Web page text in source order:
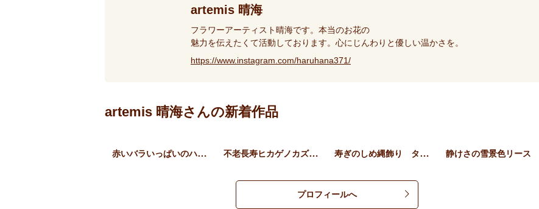
artemis 晴海
フラワーアーティスト晴海です。本当のお花の
魅力を伝えたくて活動しております。心にじんわりと優しい温かさを。
https://www.instagram.com/haruhana371/
artemis 晴海さんの新着作品
赤いバラいっぱいのハートア… 不老長寿ヒカゲノカズラと松… 寿ぎのしめ縄飾り タッセル… 静けさの雪景色リース
プロフィールへ